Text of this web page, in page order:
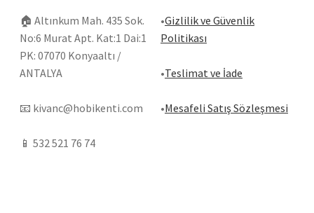
🏠 Altınkum Mah. 435 Sok.
No:6 Murat Apt. Kat:1 Dai:1
PK: 07070 Konyaaltı /
ANTALYA
📧 kivanc@hobikenti.com
📱 532 521 76 74
•Gizlilik ve Güvenlik
Politikası
•Teslimat ve İade
•Mesafeli Satış Sözleşmesi